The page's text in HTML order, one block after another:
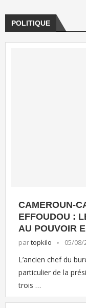
POLITIQUE
CAMEROUN-
EFFOUDOU :
AU POUVOIR
partopkilo 05/08/
L’ancien chef du
particulier de la
trois …